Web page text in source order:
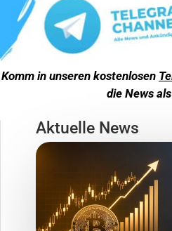
Komm in unseren kostenlosen
die News
Aktuelle News